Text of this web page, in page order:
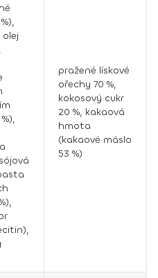
pražené lískové
ořechy 70 %,
kokosový cukr
20 %, kakaová
hmota
(kakaové máslo
53 %)